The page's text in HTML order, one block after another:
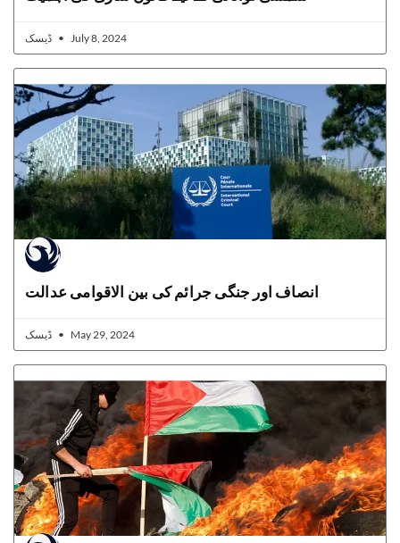
July 8, 2024
انصاف اور جنگی جرائم کی بین الاقوامی عدالت
May 29, 2024